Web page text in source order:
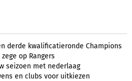
derde kwalificatieronde Champions
op Rangers
seizoen met nederlaag
en clubs voor uitkiezen